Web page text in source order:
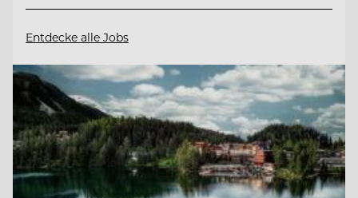
Entdecke alle Jobs